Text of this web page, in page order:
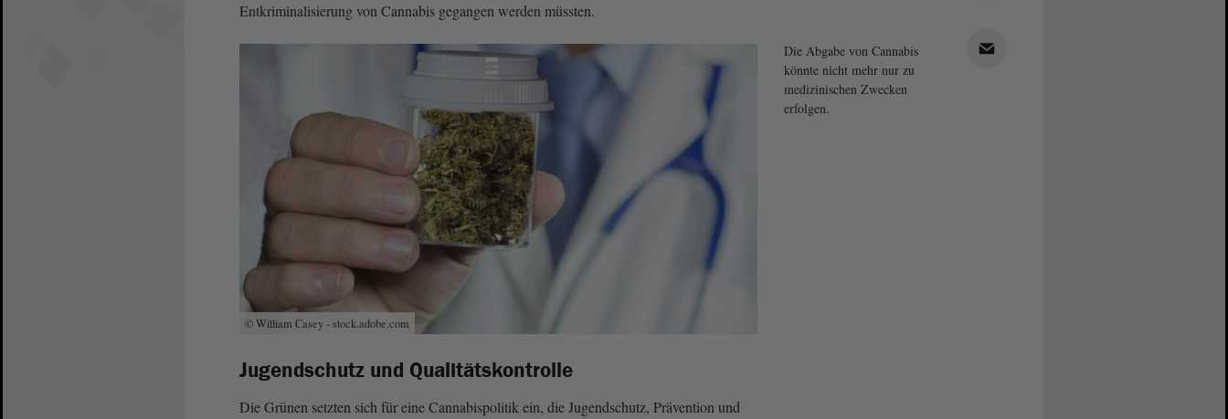
Entkriminalisierung von Cannabis gegangen werden müssten.
© William Casey - stock.adobe.com
Die Abgabe von Cannabis
könnte nicht mehr nur zu
medizinischen Zwecken
erfolgen.
Jugendschutz und Qualitätskontrolle
Die Grünen setzten sich für eine Cannabispolitik ein, die Jugendschutz, Prävention und